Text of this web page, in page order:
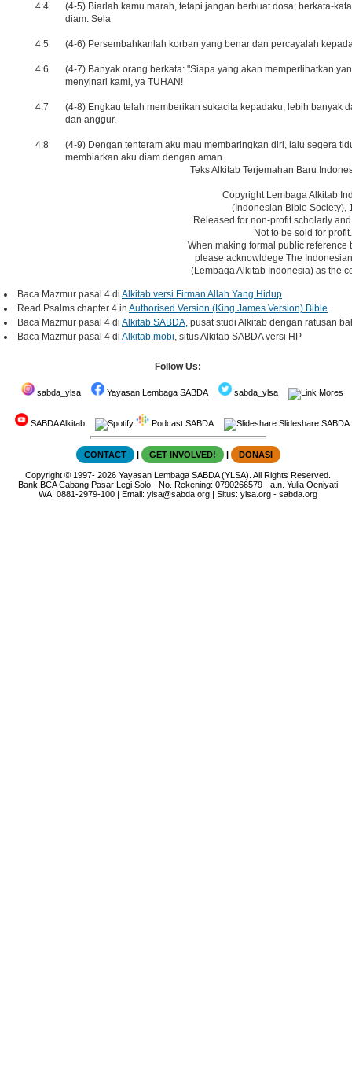
4:4
(4-5) Biarlah kamu marah, tetapi jangan berbuat dosa; berkata-
diam. Sela
4:5 (4-6) Persembahkanlah korban yang benar dan percayalah
4:6
(4-7) Banyak orang berkata: "Siapa yang akan memperlihatkan
menyinari kami, ya TUHAN!
4:7
(4-8) Engkau telah memberikan sukacita kepadaku, lebih banyak
dan anggur.
4:8
(4-9) Dengan tenteram aku mau membaringkan diri, lalu segera
membiarkan aku diam dengan aman.
Teks Alkitab Terjemahan Baru
Copyright Lembaga Alkitab
(Indonesian Bible Society),
Released for non-profit scholarly
Not to be sold for profit.
When making formal public reference
please acknowldege The
(Lembaga Alkitab Indonesia) as the
Baca Mazmur pasal 4 di Alkitab versi Firman Allah Yang Hidup
Read Psalms chapter 4 in Authorised Version (King James Version) Bible
Baca Mazmur pasal 4 di Alkitab SABDA, pusat studi Alkitab dengan ratusan
Baca Mazmur pasal 4 di Alkitab.mobi, situs Alkitab SABDA versi HP
Follow Us:
sabda_ylsa Yayasan Lembaga SABDA sabda_ylsa Mores
SABDA Alkitab Podcast SABDA Slideshare SABDA
CONTACT | GET INVOLVED! | DONASI
Copyright © 1997-2026Yayasan Lembaga SABDA (YLSA). All Rights Reserved.
Bank BCA Cabang Pasar Legi Solo - No. Rekening: 0790266579 - a.n. Yulia Oeniyati
WA:0881-2979-100 | Email:ylsa@sabda.org | Situs:ylsa.org -sabda.org